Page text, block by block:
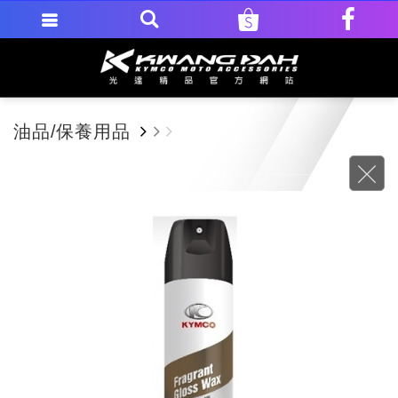
油品/保養用品